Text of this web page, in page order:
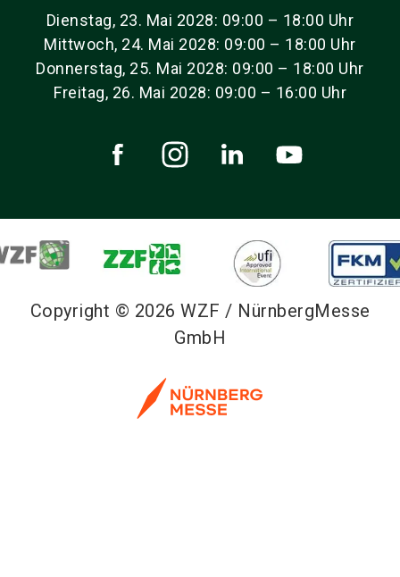
Dienstag, 23. Mai 2028: 09:00 – 18:00 Uhr
Mittwoch, 24. Mai 2028: 09:00 – 18:00 Uhr
Donnerstag, 25. Mai 2028: 09:00 – 18:00 Uhr
Freitag, 26. Mai 2028: 09:00 – 16:00 Uhr
Copyright © 2026 WZF / NürnbergMesse
GmbH